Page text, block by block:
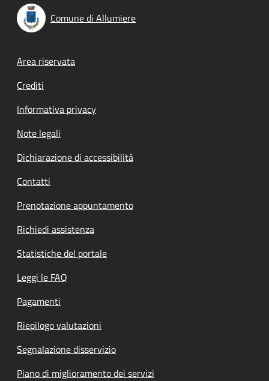
Comune di Allumiere
Footer menu
Area riservata
Crediti
Informativa privacy
Note legali
Dichiarazione di accessibilità
Contatti
Prenotazione appuntamento
Richiedi assistenza
Statistiche del portale
Leggi le FAQ
Pagamenti
Riepilogo valutazioni
Segnalazione disservizio
Piano di miglioramento dei servizi